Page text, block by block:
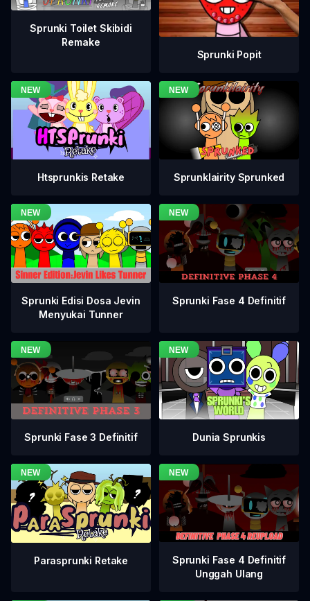
Sprunki Toilet Skibidi
Remake
Sprunki Popit
Htsprunkis Retake Sprunklairity Sprunked
Sprunki Edisi Dosa Jevin
Menyukai Tunner
Sprunki Fase 4 Definitif
Sprunki Fase 3 Definitif Dunia Sprunkis
Parasprunki Retake
Sprunki Fase 4 Definitif
Unggah Ulang